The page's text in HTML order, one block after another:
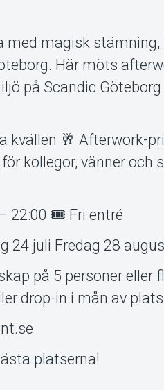
med magisk stämning,
Här möts
på Scandic Göteborg
kvällen 🥂 Afterwork-
kollegor, vänner och
22:00 🎟 Fri entré
24 juli Fredag 28
på 5 personer eller
drop-in i mån av
platserna!